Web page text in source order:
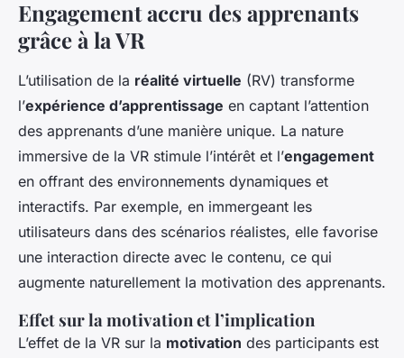
Engagement accru des apprenants
grâce à la VR
L’utilisation de la réalité virtuelle (RV) transforme
l’expérience d’apprentissage en captant l’attention
des apprenants d’une manière unique. La nature
immersive de la VR stimule l’intérêt et l’engagement
en offrant des environnements dynamiques et
interactifs. Par exemple, en immergeant les
utilisateurs dans des scénarios réalistes, elle favorise
une interaction directe avec le contenu, ce qui
augmente naturellement la motivation des apprenants.
Effet sur la motivation et l’implication
L’effet de la VR sur la motivation des participants est